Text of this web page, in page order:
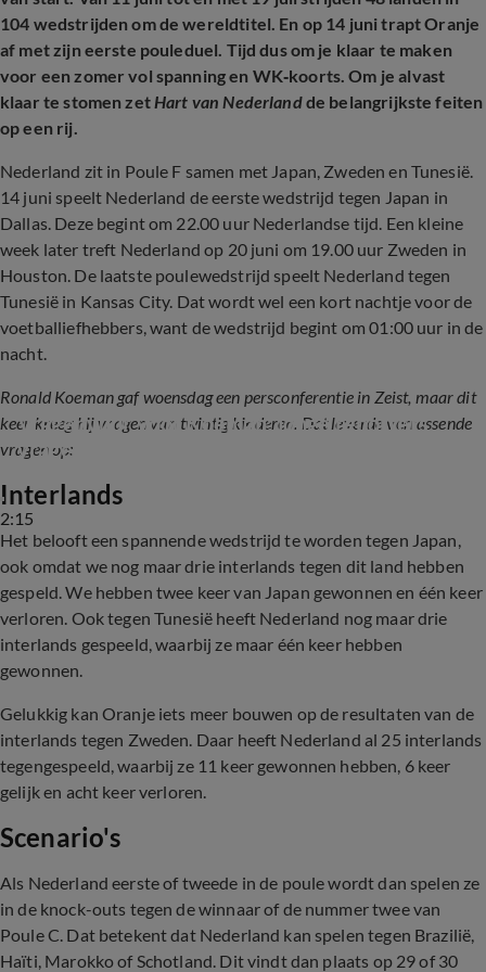
104 wedstrijden om de wereldtitel. En op 14 juni trapt Oranje
af met zijn eerste pouleduel. Tijd dus om je klaar te maken
voor een zomer vol spanning en WK‑koorts. Om je alvast
klaar te stomen zetHart van Nederlandde belangrijkste feiten
op een rij.
Nederland zit in Poule F samen met Japan, Zweden en Tunesië.
14 juni speelt Nederland de eerste wedstrijd tegen Japan in
Dallas. Deze begint om 22.00 uur Nederlandse tijd. Een kleine
week later treft Nederland op 20 juni om 19.00 uur Zweden in
Houston. De laatste poulewedstrijd speelt Nederland tegen
Tunesië in Kansas City. Dat wordt wel een kort nachtje voor de
voetballiefhebbers, want de wedstrijd begint om 01:00 uur in de
nacht.
Ronald Koeman gaf woensdag een persconferentie in Zeist, maar dit
keer kreeg hij vragen van twintig kinderen. Dat leverde verrassende
vragen op:
2:15
Vragenvuur voor Koeman: jonge reporters
vragen bondscoach het hemd van het lijf
Interlands
Het belooft een spannende wedstrijd te worden tegen Japan,
ook omdat we nog maar drie interlands tegen dit land hebben
gespeld. We hebben twee keer van Japan gewonnen en één keer
verloren. Ook tegen Tunesië heeft Nederland nog maar drie
interlands gespeeld, waarbij ze maar één keer hebben
gewonnen.
Gelukkig kan Oranje iets meer bouwen op de resultaten van de
interlands tegen Zweden. Daar heeft Nederland al 25 interlands
tegengespeeld, waarbij ze 11 keer gewonnen hebben, 6 keer
gelijk en acht keer verloren.
Scenario's
Als Nederland eerste of tweede in de poule wordt dan spelen ze
in de knock-outs tegen de winnaar of de nummer twee van
Poule C. Dat betekent dat Nederland kan spelen tegen Brazilië,
Haïti, Marokko of Schotland. Dit vindt dan plaats op 29 of 30